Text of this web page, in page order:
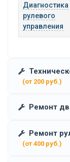
Диагностика
рулевого
управления
(от 200 руб.)
Ремонт
Ремонт
(от 400 руб.)